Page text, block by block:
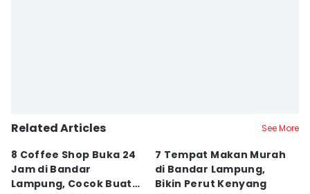
Related Articles See More
8 Coffee Shop Buka 24
Jam di Bandar
Lampung, Cocok Buat
7 Tempat Makan Murah
di Bandar Lampung,
Bikin Perut Kenyang